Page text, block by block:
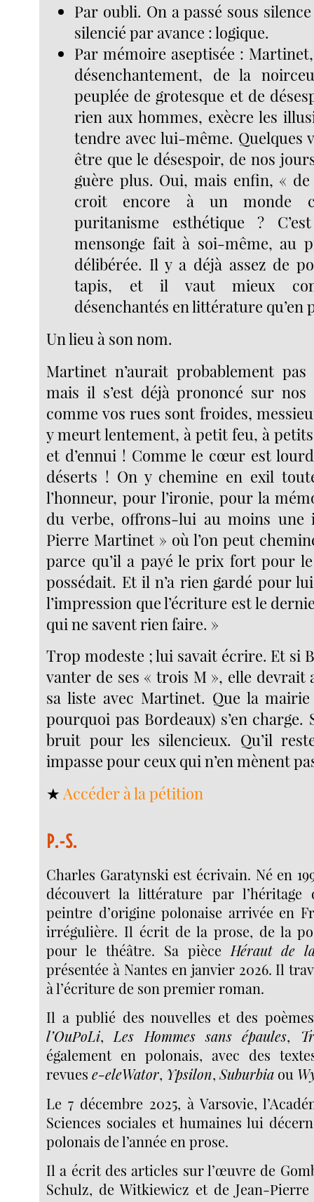
Par oubli. On a passé sous
silencié par avance : logique.
Par mémoire aseptisée :
désenchantement, de la
peuplée de grotesque et de
rien aux hommes, exècre les
tendre avec lui-même.
être que le désespoir, de nos
guère plus. Oui, mais enfin, «
croit encore à un monde
puritanisme esthétique ?
mensonge fait à soi-même, au
délibérée. Il y a déjà assez de
tapis, et il vaut mieux
désenchantés en littérature qu’en
Un lieu à son nom.
Martinet n’aurait probablement pas
mais il s’est déjà prononcé sur nos
comme vos rues sont froides,
y meurt lentement, à petit feu, à
et d’ennui ! Comme le cœur est
déserts ! On y chemine en exil
l’honneur, pour l’ironie, pour la
du verbe, offrons-lui au moins une
Pierre Martinet » où l’on peut
parce qu’il a payé le prix fort pour
possédait. Et il n’a rien gardé pour
l’impression que l’écriture est le
qui ne savent rien faire. »
Trop modeste ; lui savait écrire. Et si
vanter de ses « trois M », elle
sa liste avec Martinet. Que la
pourquoi pas Bordeaux) s’en charge.
bruit pour les silencieux. Qu’il
impasse pour ceux qui n’en mènent
★ Accéder à la pétition
P.-S.
Charles Garatynski est écrivain. Né en
découvert la littérature par l’héritage
peintre d’origine polonaise arrivée en
irrégulière. Il écrit de la prose, de la
pour le théâtre. Sa pièce Héraut de
présentée à Nantes en janvier 2026. Il
à l’écriture de son premier roman.
Il a publié des nouvelles et des
l’OuPoLi,Les Hommes sans épaules,
également en polonais, avec des
revuese-eleWator, Ypsilon,Suburbia ou
Le 7 décembre 2025, à Varsovie,
Sciences sociales et humaines lui
polonais de l’année en prose.
Il a écrit des articles sur l’œuvre de
Schulz, de Witkiewicz et de Jean-